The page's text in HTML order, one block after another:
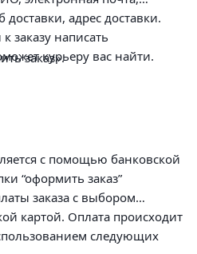
адрес доставки.
заказу написать
курьеру вас найти.
заказ».
с помощью банковской
“оформить заказ”
заказа с выбором
картой. Оплата происходит
следующих